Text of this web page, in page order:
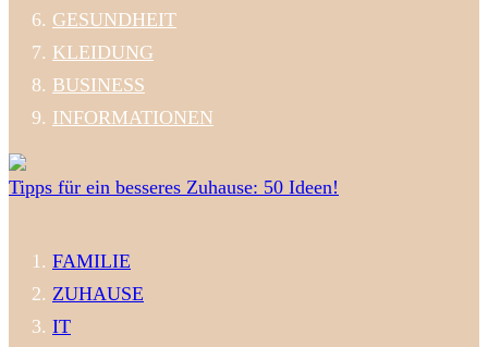
GESUNDHEIT
KLEIDUNG
BUSINESS
INFORMATIONEN
Tipps für ein besseres Zuhause: 50 Ideen!
FAMILIE
ZUHAUSE
IT